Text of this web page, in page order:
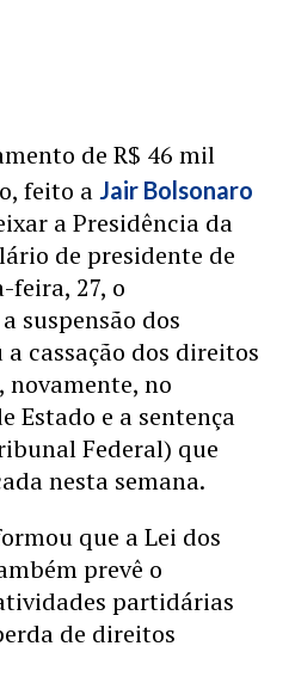
de R$ 46 mil
feito a Jair Bolsonaro
a Presidência da
de presidente de
feira, 27, o
suspensão dos
cassação dos direitos
no
Estado e a sentença
Federal) que
nesta semana.
que a Lei dos
prevê o
partidárias
de direitos